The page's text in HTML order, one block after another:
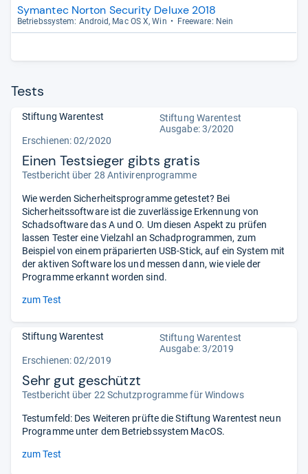
Symantec Norton Security Deluxe 2018
Betriebs­sys­tem: Android, Mac OS X, Win Free­ware: Nein
Tests
Stiftung Warentest
Stiftung Warentest
Ausgabe: 3/2020
Erschienen: 02/2020
Einen Testsieger gibts gratis
Testbericht über 28 Antivirenprogramme
Wie werden Sicherheitsprogramme getestet? Bei
Sicherheitssoftware ist die zuverlässige Erkennung von
Schadsoftware das A und O. Um diesen Aspekt zu prüfen
lassen Tester eine Vielzahl an Schadprogrammen, zum
Beispiel von einem präparierten USB-Stick, auf ein System mit
der aktiven Software los und messen dann, wie viele der
Programme erkannt worden sind.
zum Test
Stiftung Warentest
Stiftung Warentest
Ausgabe: 3/2019
Erschienen: 02/2019
Sehr gut geschützt
Testbericht über 22 Schutzprogramme für Windows
Testumfeld: Des Weiteren prüfte die Stiftung Warentest neun
Programme unter dem Betriebssystem MacOS.
zum Test